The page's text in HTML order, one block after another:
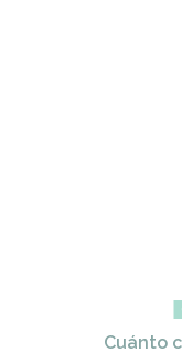
Cuánto